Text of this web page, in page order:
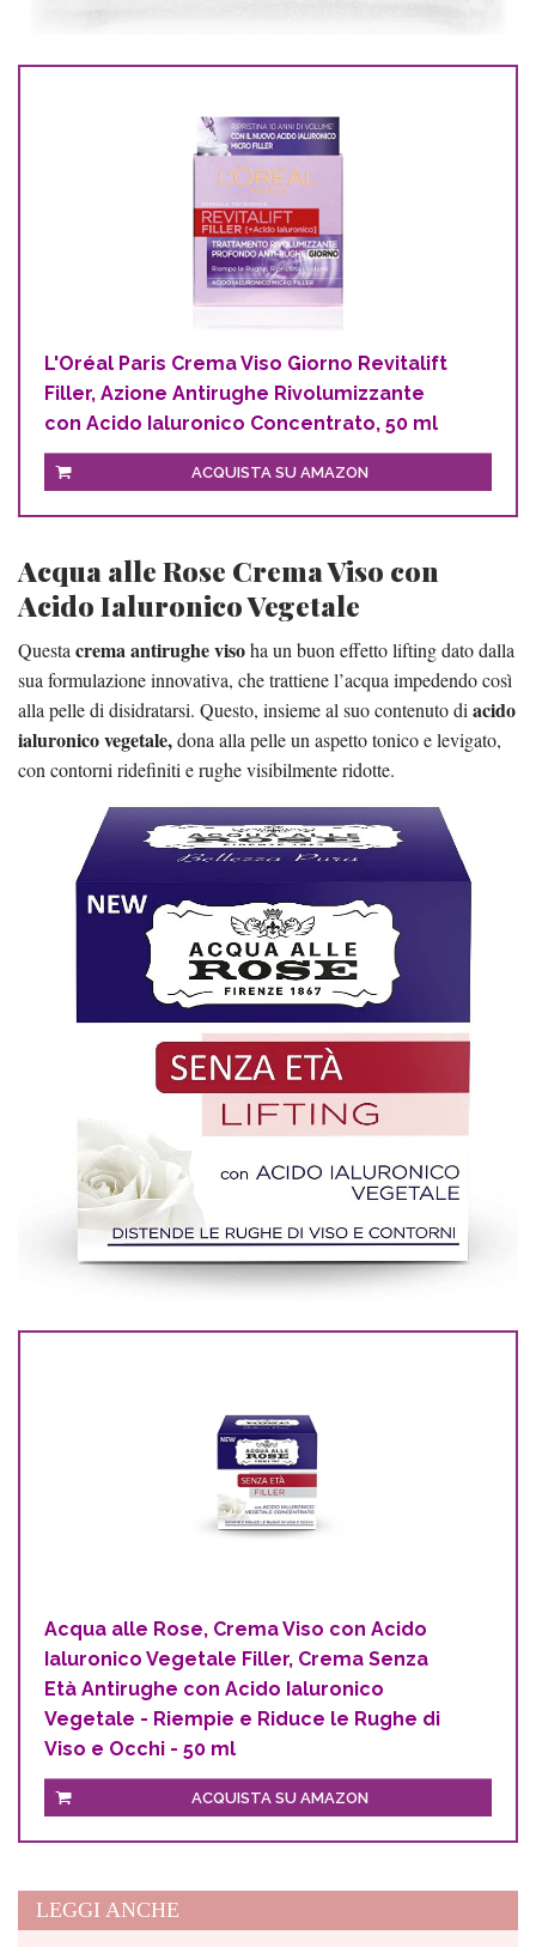
L'Oréal Paris Crema Viso Giorno Revitalift
Filler, Azione Antirughe Rivolumizzante
con Acido Ialuronico Concentrato, 50 ml
ACQUISTA SU AMAZON
Acqua alle Rose Crema Viso con
Acido Ialuronico Vegetale
Questa crema antirughe visoha un buon effetto lifting dato dalla
sua formulazione innovativa, che trattiene l’acqua impedendo così
alla pelle di disidratarsi. Questo, insieme al suo contenuto di acido
ialuronico vegetale,dona alla pelle un aspetto tonico e levigato,
con contorni ridefiniti e rughe visibilmente ridotte.
Acqua alle Rose, Crema Viso con Acido
Ialuronico Vegetale Filler, Crema Senza
Età Antirughe con Acido Ialuronico
Vegetale - Riempie e Riduce le Rughe di
Viso e Occhi - 50 ml
ACQUISTA SU AMAZON
LEGGI ANCHE